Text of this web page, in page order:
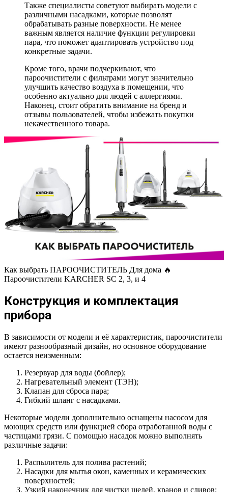
Также специалисты советуют выбирать модели с
различными насадками, которые позволят
обрабатывать разные поверхности. Не менее
важным является наличие функции регулировки
пара, что поможет адаптировать устройство под
конкретные задачи.
Кроме того, врачи подчеркивают, что
пароочистители с фильтрами могут значительно
улучшить качество воздуха в помещении, что
особенно актуально для людей с аллергиями.
Наконец, стоит обратить внимание на бренд и
отзывы пользователей, чтобы избежать покупки
некачественного товара.
Как выбрать ПАРООЧИСТИТЕЛЬ Для дома 🔥
Пароочистители KARCHER SC 2, 3, и 4
Конструкция и комплектация
прибора
В зависимости от модели и её характеристик, пароочистители
имеют разнообразный дизайн, но основное оборудование
остается неизменным:
Резервуар для воды (бойлер);
Нагревательный элемент (ТЭН);
Клапан для сброса пара;
Гибкий шланг с насадками.
Некоторые модели дополнительно оснащены насосом для
моющих средств или функцией сбора отработанной воды с
частицами грязи. С помощью насадок можно выполнять
различные задачи:
Распылитель для полива растений;
Насадки для мытья окон, каменных и керамических
поверхностей;
Узкий наконечник для чистки щелей, кранов и сливов;